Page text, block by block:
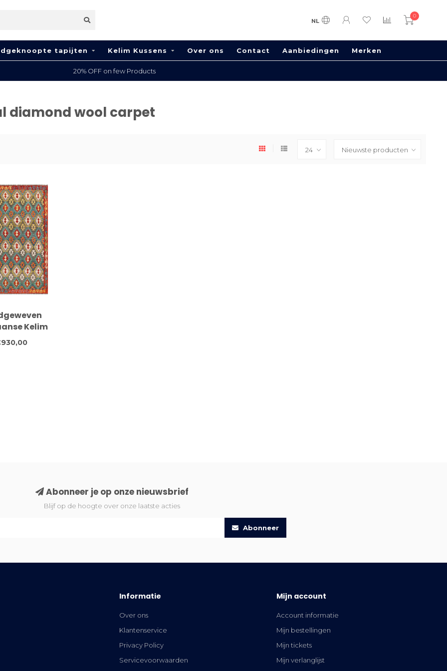
NL
0
tapijten Kelim Kussens Over ons Contact Aanbiedingen Merken
20% OFF on few Products
diamond wool carpet
Kelim
– 294x198
– Tribal
Abonneer je op onze nieuwsbrief
Blijf op de hoogte over onze laatste acties
Abonneer
Informatie
Over ons
Klantenservice
Privacy Policy
Servicevoorwaarden
Mijn account
Account informatie
Mijn bestellingen
Mijn tickets
Mijn verlanglijst